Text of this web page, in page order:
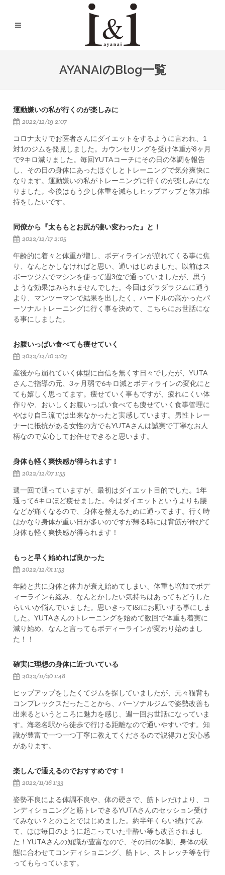
AYANAIのBlog一覧
運動嫌いの私が行くのが楽しみに
2022/12/19 2:07
コロナ太りでお医者さんにダイエットをするように言われ、1
対1のジムを発見しました。カウンセリングを受け体重が8ヶ月
で9キロ減りました。毎回YUTAコーチにその日の体調を報告
し、その日の身体にあったほぐしとトレーニングで気分爽快に
なります。運動嫌いの私がトレーニングに行くのが楽しみにな
りました。今後はもう少し体重を減らしヒップアップと体力維
持をしたいです。
同僚から『太ももとお尻が凄い変わった』と！
2022/12/17 2:05
年齢的に着々と体重が増し、ボディラインが崩れてくる事に焦
り、なんとかしなければと思い、通いはじめました。以前はス
ポーツジムでマシンを使って週3位で通っていましたが、思う
ような効果はみられませんでした。今回はダラダラジムに通う
より、マンツーマンで結果を出したく、ハードルの高かったパ
ーソナルトレーニングに行く事を決めて、こちらにお世話にな
る事にしました。
お腹いっぱい食べても痩せていく
2022/12/10 2:03
産後から崩れていく体型に自信を無くす日々でしたが、YUTA
さんご指導の元、3ヶ月弱で6キロ減とボディラインの変化にと
ても嬉しく思ってます。痩せていく事もですが、疲れにくい体
作りや、おいしくお腹いっぱい食べても痩せていく食事管理に
やはり自己流では出来なかったと実感しています。男性トレー
ナーに抵抗がある女性の方でもYUTAさんは誠実で丁寧なお人
柄なので安心してお任せできると思います。
身体も軽く爽快感が得られます！
2022/12/07 1:55
週一回で通っていますが、最初はダイエット目的でした。1年
通って6キロほど痩せました。今はダイエットというよりも腰
などが痛くなるので、身体を整えるために通ってます。行く時
はかなり身体が重い日が多いのですが帰る時には背筋が伸びて
身体も軽く爽快感が得られます！
もっと早く始めれば良かった
2022/12/01 1:53
年齢と共に身体と体力が衰え始めてしまい、体重も増加でボデ
ィーラインも緩み、なんとかしたい気持ちはあってもどうした
らいいか悩んでいました。思いきってi&iにお願いする事にしま
した。YUTAさんのトレーニングを始めて数回で体重も着実に
減り始め、なんと言ってもボディーラインが変わり始めまし
た！！
確実に理想の身体に近づいている
2022/11/20 1:48
ヒップアップをしたくてジムを探していましたが、元々猫背も
コンプレックスだったことから、パーソナルジムで姿勢改善も
出来るというところに魅力を感じ、週一回お世話になっていま
す。海老名駅から徒歩で行ける距離なので通いやすいです。知
識が豊富で一つ一つ丁寧に教えてくださるので説得力と安心感
があります。
楽しんで通えるのでおすすめです！
2022/11/16 1:33
姿勢不良による体調不良や、体の硬さで、筋トレだけより、コ
ンディショニングと筋トレできるYUTAさんのセッション受け
てみない？とのことではじめました。約半年くらい続けてみ
て、ほぼ毎日のように起こっていた車酔い等も改善されまし
た！YUTAさんの知識が豊富なので、その日の体調、身体の状
態に合わせてコンディショニング、筋トレ、ストレッチ等を行
ってもらっています。